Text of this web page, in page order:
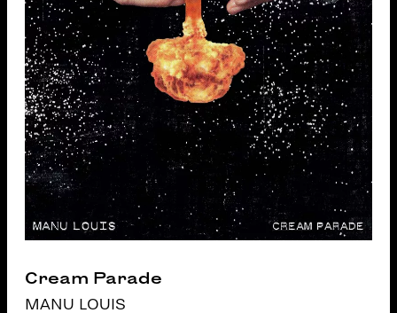
Cream Parade
MANU LOUIS